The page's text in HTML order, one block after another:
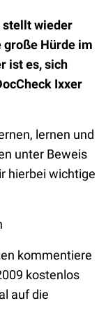
stellt wieder
Hürde im
ist es, sich
Ixxer
lernen und
unter Beweis
hierbei wichtige
kommentiere
kostenlos
auf die